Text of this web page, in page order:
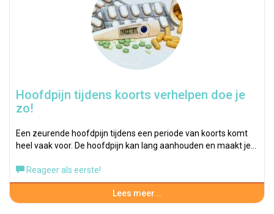
Hoofdpijn tijdens koorts verhelpen doe je
zo!
Een zeurende hoofdpijn tijdens een periode van koorts komt
heel vaak voor. De hoofdpijn kan lang aanhouden en maakt je…
Reageer als eerste!
Lees meer...